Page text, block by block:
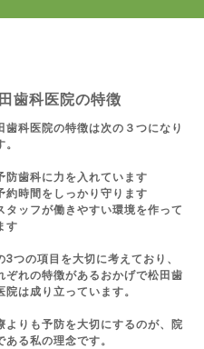
歯科医院の特徴
歯科医院の特徴は次の３つになり
防歯科に力を入れています
約時間をしっかり守ります
タッフが働きやすい環境を作って
す
3つの項目を大切に考えており、
ぞれの特徴があるおかげで松田歯
院は成り立っています。
よりも予防を大切にするのが、院
ある私の理念です。